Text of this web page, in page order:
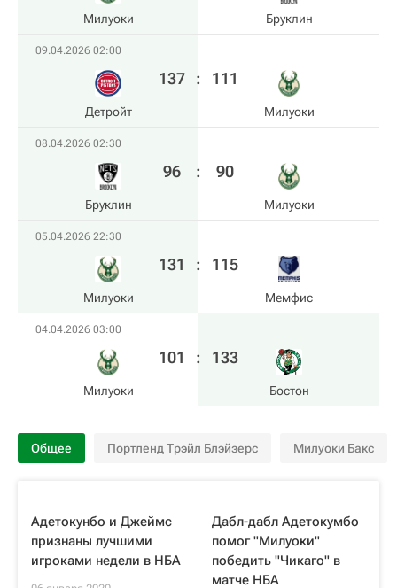
Милуоки Бруклин
09.04.2026 02:00
Детройт
137 : 111
Милуоки
08.04.2026 02:30
Бруклин
96 : 90
Милуоки
05.04.2026 22:30
Милуоки
131 : 115
Мемфис
04.04.2026 03:00
Милуоки
101 : 133
Бостон
Общее Портленд Трэйл Блэйзерс Милуоки Бакс
Адетокунбо и Джеймс
признаны лучшими
игроками недели в НБА
Дабл-дабл Адетокумбо
помог "Милуоки"
победить "Чикаго" в
матче НБА